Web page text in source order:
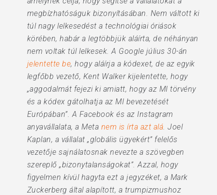
megbízhatóságuk bizonyításában. Nem váltott ki
túl nagy lelkesedést a technológiai óriások
körében, habár a legtöbbjük aláírta, de néhányan
nem voltak túl lelkesek. A Google július 30-án
jelentette be, hogy aláírja a kódexet, de az egyik
legfőbb vezető, Kent Walker kijelentette, hogy
„aggodalmát fejezi ki amiatt, hogy az MI törvény
és a kódex gátolhatja az MI bevezetését
Európában”. A Facebook és az Instagram
anyavállalata, a Meta nem is írta azt alá. Joel
Kaplan, a vállalat „globális ügyekért” felelős
vezetője sajnálatosnak nevezte a szövegben
szereplő „bizonytalanságokat”. Azzal, hogy
figyelmen kívül hagyta ezt a jegyzéket, a Mark
Zuckerberg által alapított, a trumpizmushoz